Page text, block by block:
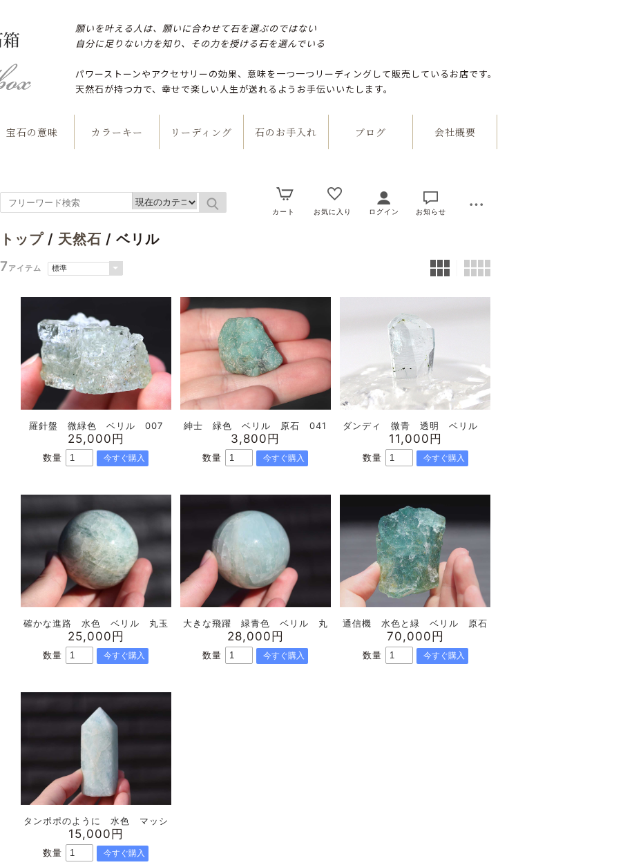
願いを叶える人は、願いに合わせて石を選ぶのではない
自分に足りない力を知り、その力を授ける石を選んでいる
パワーストーンやアクセサリーの効果、意味を一つ一つリーディングして販売しているお店です。
天然石が持つ力で、幸せで楽しい人生が送れるようお手伝いいたします。
宝石の意味 カラーキー リーディング 石のお手入れ ブログ 会社概要
カート お気に入り ログイン お知らせ
トップ/ 天然石 / ベリル
7 アイテム
羅針盤 微緑色 ベリル 007
25,000円
数量
紳士 緑色 ベリル 原石 041
3,800円
数量
ダンディ 微青 透明 ベリル
11,000円
数量
確かな進路 水色 ベリル 丸玉
25,000円
数量
大きな飛躍 緑青色 ベリル 丸
28,000円
数量
通信機 水色と緑 ベリル 原石
70,000円
数量
タンポポのように 水色 マッシ
15,000円
数量